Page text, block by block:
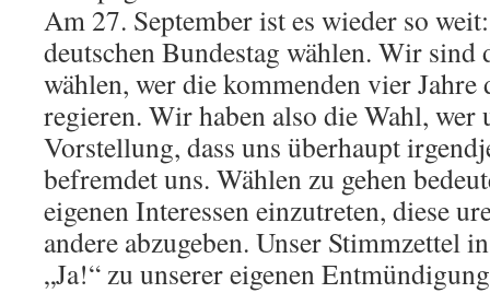
Am 27. September ist es wieder so
deutschen Bundestag wählen. Wir sind
wählen, wer die kommenden vier Jahre
regieren. Wir haben also die Wahl,
Vorstellung, dass uns überhaupt
befremdet uns. Wählen zu gehen
eigenen Interessen einzutreten, diese
andere abzugeben. Unser Stimmzettel
„Ja!“ zu unserer eigenen